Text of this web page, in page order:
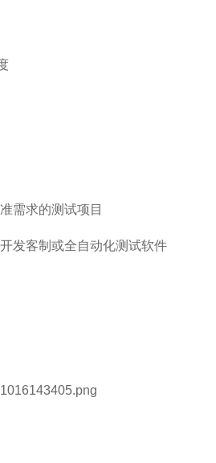
需求的测试项目
发客制或全自动化测试软件